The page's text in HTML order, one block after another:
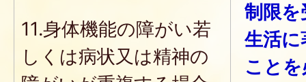
11.身体機能の障がい若
しくは病状又は精神の
制限を
生活
こと